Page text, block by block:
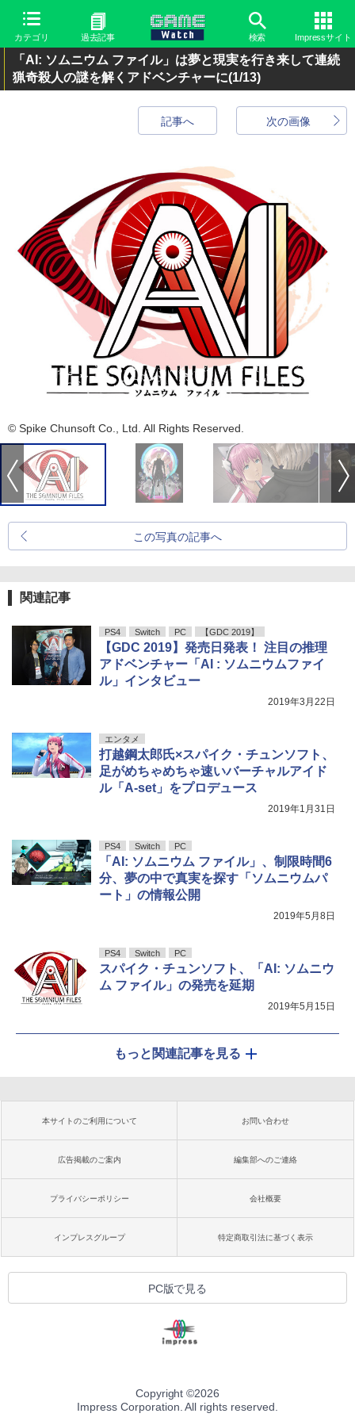
カテゴリ 過去記事 検索 Impressサイト
「AI: ソムニウム ファイル」は夢と現実を行き来して連続
猟奇殺人の謎を解くアドベンチャーに(1/13)
次の画像
記事へ
© Spike Chunsoft Co., Ltd. All Rights Reserved.
この写真の記事へ
関連記事
PS4 Switch PC 【GDC 2019】
【GDC 2019】発売日発表！ 注目の推理
アドベンチャー「AI : ソムニウムファイ
ル」インタビュー
2019年3月22日
エンタメ
打越鋼太郎氏×スパイク・チュンソフト、
足がめちゃめちゃ速いバーチャルアイド
ル「A-set」をプロデュース
2019年1月31日
PS4 Switch PC
「AI: ソムニウム ファイル」、制限時間6
分、夢の中で真実を探す「ソムニウムパ
ート」の情報公開
2019年5月8日
PS4 Switch PC
スパイク・チュンソフト、「AI: ソムニウ
ム ファイル」の発売を延期
2019年5月15日
もっと関連記事を見る
本サイトのご利用について お問い合わせ
広告掲載のご案内 編集部へのご連絡
プライバシーポリシー 会社概要
インプレスグループ 特定商取引法に基づく表示
PC版で見る
Copyright ©2026
Impress Corporation. All rights reserved.